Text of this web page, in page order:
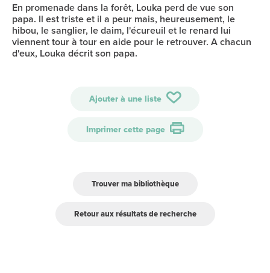
En promenade dans la forêt, Louka perd de vue son
papa. Il est triste et il a peur mais, heureusement, le
hibou, le sanglier, le daim, l'écureuil et le renard lui
viennent tour à tour en aide pour le retrouver. A chacun
d'eux, Louka décrit son papa.
Ajouter à une liste
Imprimer cette page
Trouver ma bibliothèque
Retour aux résultats de recherche